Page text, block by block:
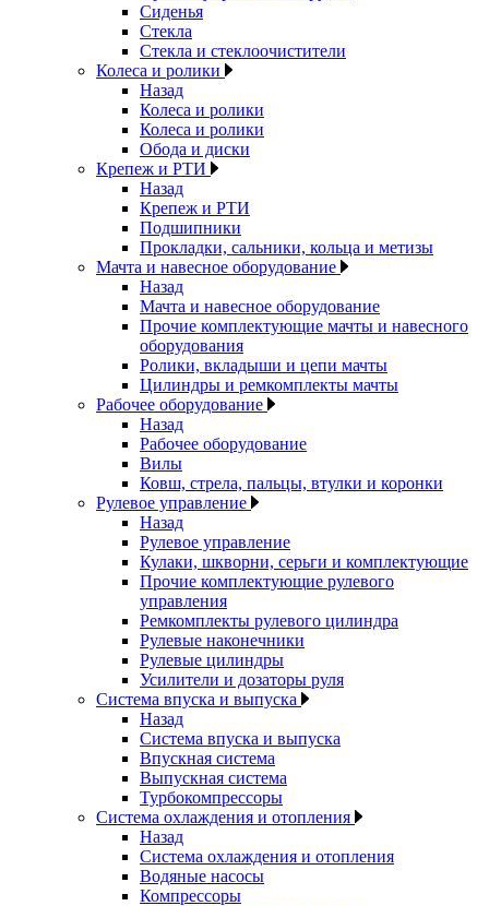
Сиденья
Стекла
Стекла и стеклоочистители
Колеса и ролики
Назад
Колеса и ролики
Колеса и ролики
Обода и диски
Крепеж и РТИ
Назад
Крепеж и РТИ
Подшипники
Прокладки, сальники, кольца и метизы
Мачта и навесное оборудование
Назад
Мачта и навесное оборудование
Прочие комплектующие мачты и навесного
оборудования
Ролики, вкладыши и цепи мачты
Цилиндры и ремкомплекты мачты
Рабочее оборудование
Назад
Рабочее оборудование
Вилы
Ковш, стрела, пальцы, втулки и коронки
Рулевое управление
Назад
Рулевое управление
Кулаки, шкворни, серьги и комплектующие
Прочие комплектующие рулевого
управления
Ремкомплекты рулевого цилиндра
Рулевые наконечники
Рулевые цилиндры
Усилители и дозаторы руля
Система впуска и выпуска
Назад
Система впуска и выпуска
Впускная система
Выпускная система
Турбокомпрессоры
Система охлаждения и отопления
Назад
Система охлаждения и отопления
Водяные насосы
Компрессоры